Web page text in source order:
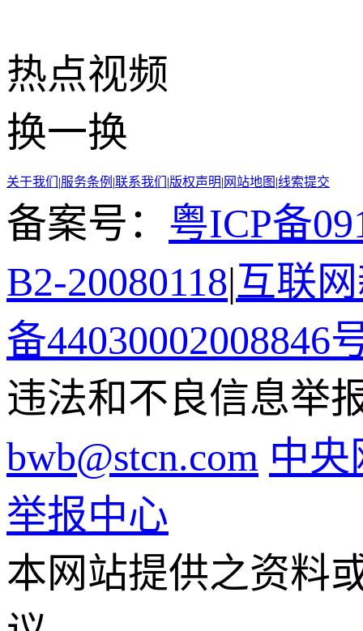
热点视频
换一换
关于我们 |服务条例 |联系我们 |版权声明| 网站地图 |线索提交
备案号： 粤ICP备
B2-20080118|互联
备44030002008846
违法和不良信息举
bwb@stcn.com 中
举报中心
本网站提供之资料